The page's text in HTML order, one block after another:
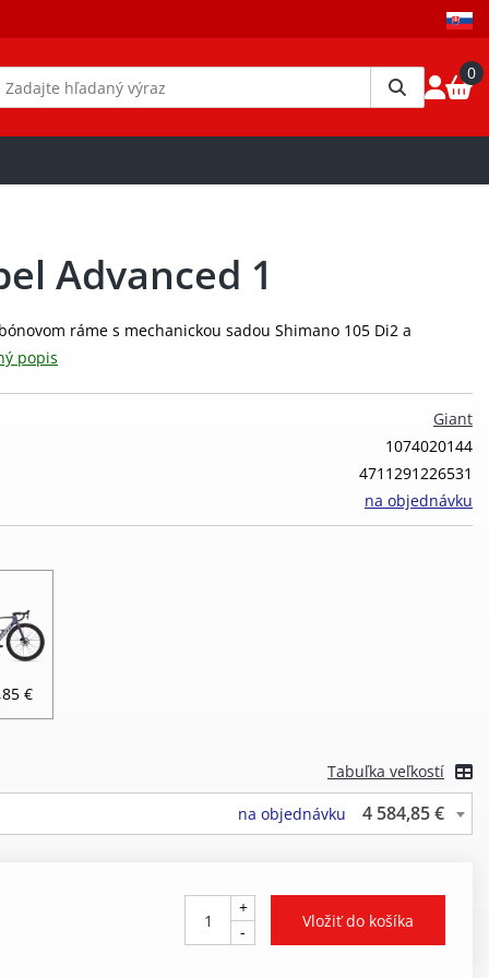
0
Advanced 1
ráme s mechanickou sadou Shimano 105 Di2 a
popis
Giant
1074020144
4711291226531
na objednávku
€
Tabuľka veľkostí
na objednávku 4 584,85 €
+
-